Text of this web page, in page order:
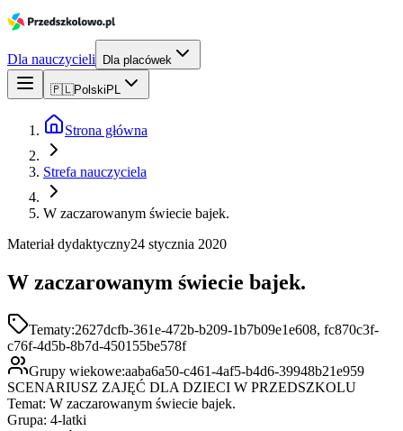
Dla nauczycieli Dla placówek
🇵🇱Polski PL
Strona główna
Strefa nauczyciela
W zaczarowanym świecie bajek.
Materiał dydaktyczny24 stycznia 2020
W zaczarowanym świecie bajek.
Tematy:2627dcfb-361e-472b-b209-1b7b09e1e608, fc870c3f-
c76f-4d5b-8b7d-450155be578f
Grupy wiekowe:aaba6a50-c461-4af5-b4d6-39948b21e959
SCENARIUSZ ZAJĘĆ DLA DZIECI W PRZEDSZKOLU
Temat: W zaczarowanym świecie bajek.
Grupa: 4-latki